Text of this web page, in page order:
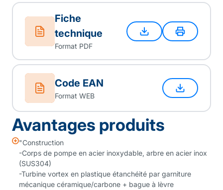
Fiche
technique
Format PDF
Code EAN
Format WEB
Avantages produits
"Construction
-Corps de pompe en acier inoxydable, arbre en acier inox
(SUS304)
-Turbine vortex en plastique étanchéité par garniture
mécanique céramique/carbone + bague à lèvre